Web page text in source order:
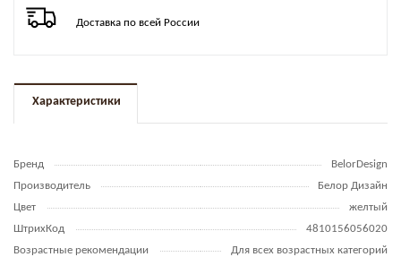
Доставка по всей России
Характеристики
Бренд
BelorDesign
Производитель
Белор Дизайн
Цвет
желтый
ШтрихКод
4810156056020
Возрастные рекомендации
Для всех возрастных категорий